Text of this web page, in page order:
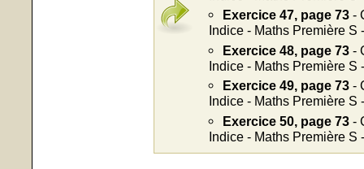
Exercice 47, page 73 -
Indice - Maths Première
Exercice 48, page 73 -
Indice - Maths Première
Exercice 49, page 73 -
Indice - Maths Première
Exercice 50, page 73 -
Indice - Maths Première